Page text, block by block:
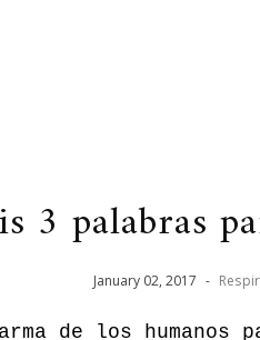
3 palabras
January 02, 2017 -
de los humanos